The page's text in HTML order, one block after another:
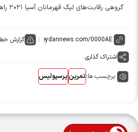
گروهی رقابت‌های لیگ قهرمانان آسیا ۲۰۲۱ راهی کشور هند خواهد شد.
گزارش خطا
اشتراک گذاری
برچسب ها:تمرینپرسپولیس